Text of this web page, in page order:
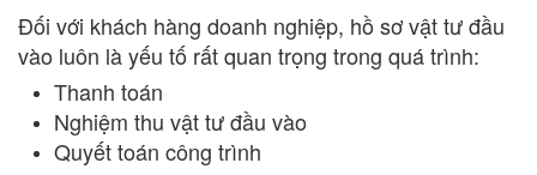
Đối với khách hàng doanh nghiệp, hồ sơ vật tư đầu
vào luôn là yếu tố rất quan trọng trong quá trình:
Thanh toán
Nghiệm thu vật tư đầu vào
Quyết toán công trình